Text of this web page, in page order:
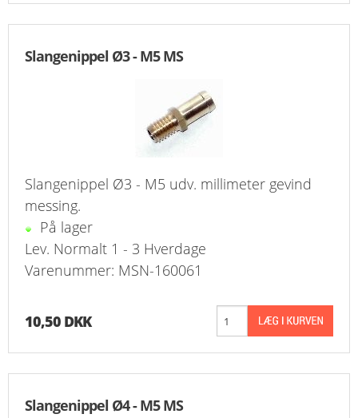
TILBUD
PROFIL
VILKÅR
Slangenippel Ø3 - M5 MS
Slangenippel Ø3 - M5 udv. millimeter gevind
messing.
På lager
Lev. Normalt 1 - 3 Hverdage
Varenummer: MSN-160061
10,50 DKK
Slangenippel Ø4 - M5 MS